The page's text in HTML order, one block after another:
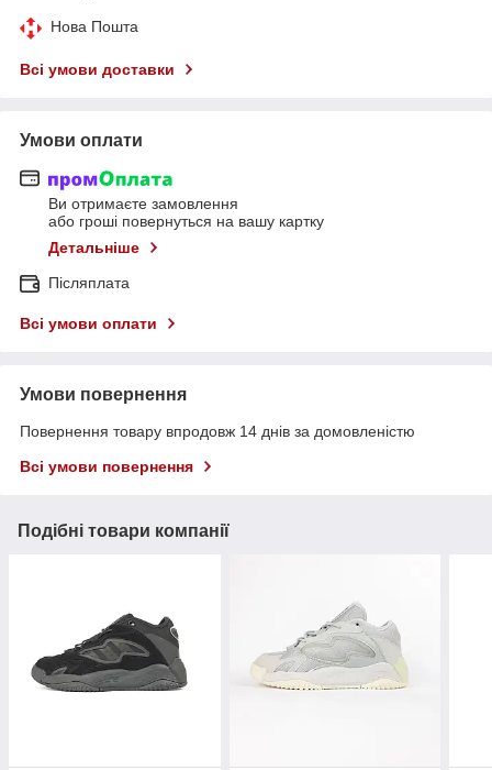
Нова Пошта
Всі умови доставки
Умови оплати
Ви отримаєте замовлення
або гроші повернуться на вашу картку
Детальніше
Післяплата
Всі умови оплати
Умови повернення
Повернення товару впродовж 14 днів за домовленістю
Всі умови повернення
Подібні товари компанії